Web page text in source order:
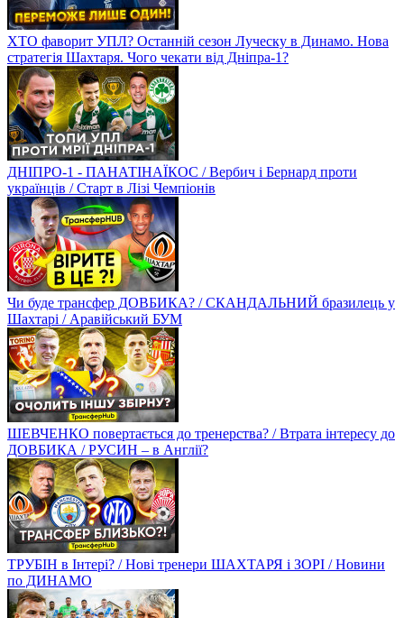
ХТО фаворит УПЛ? Останній сезон Луческу в Динамо. Нова
стратегія Шахтаря. Чого чекати від Дніпра-1?
ДНІПРО-1 - ПАНАТІНАЇКОС / Вербич і Бернард проти
українців / Старт в Лізі Чемпіонів
Чи буде трансфер ДОВБИКА? / СКАНДАЛЬНИЙ бразилець у
Шахтарі / Аравійський БУМ
ШЕВЧЕНКО повертається до тренерства? / Втрата інтересу до
ДОВБИКА / РУСИН – в Англії?
ТРУБІН в Інтері? / Нові тренери ШАХТАРЯ і ЗОРІ / Новини
по ДИНАМО